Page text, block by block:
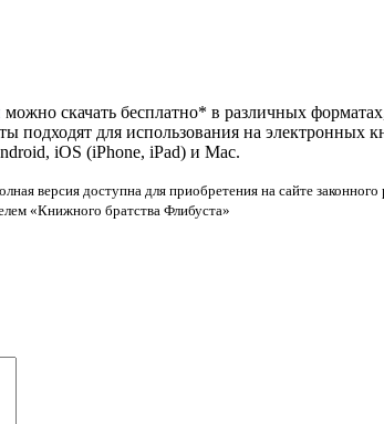
можно скачать бесплатно* в различных
подходят для использования на электронных
iOS (iPhone, iPad) и Mac.
версия доступна для приобретения на сайте законного
«Книжного братства Флибуста»